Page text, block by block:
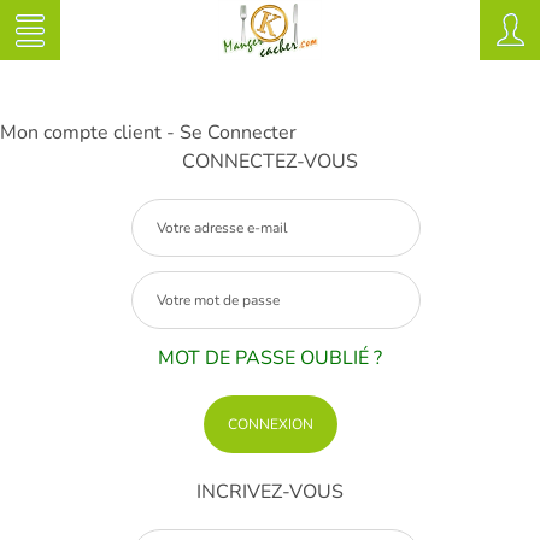
Mon compte client - Se Connecter
CONNECTEZ-VOUS
MOT DE PASSE OUBLIÉ ?
INCRIVEZ-VOUS